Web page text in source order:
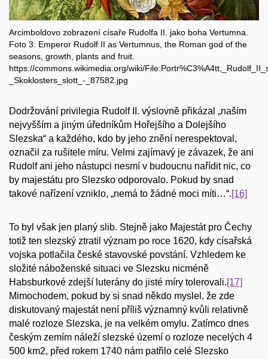
Arcimboldovo zobrazení císaře Rudolfa II. jako boha Vertumna.
Foto 3: Emperor Rudolf II as Vertumnus, the Roman god of the
seasons, growth, plants and fruit.
https://commons.wikimedia.org/wiki/
_Skoklosters_slott_-_87582.jpg
Dodržování privilegia Rudolf II. výslovně přikázal „našim
nejvyšším a jiným úředníkům Hořejšího a Dolejšího
Slezska“ a každého, kdo by jeho znění nerespektoval,
označil za rušitele míru. Velmi zajímavý je závazek, že ani
Rudolf ani jeho nástupci nesmí v budoucnu nařídit nic, co
by majestátu pro Slezsko odporovalo. Pokud by snad
takové nařízení vzniklo, „nemá to žádné moci míti…“.[16]
To byl však jen planý slib. Stejně jako Majestát pro Čechy
totiž ten slezský ztratil význam po roce 1620, kdy císařská
vojska potlačila české stavovské povstání. Vzhledem ke
složité náboženské situaci ve Slezsku nicméně
Habsburkové zdejší luterány do jisté míry tolerovali.[17]
Mimochodem, pokud by si snad někdo myslel, že zde
diskutovaný majestát není příliš významný kvůli relativně
malé rozloze Slezska, je na velkém omylu. Zatímco dnes
českým zemím náleží slezské území o rozloze necelých 4
500 km2, před rokem 1740 nám patřilo celé Slezsko